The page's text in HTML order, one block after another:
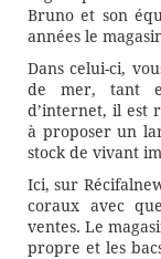
Bruno et son
années le
Dans celui-ci,
de mer, tant
d’internet, il est
à proposer un
stock de vivant
Ici, sur
coraux avec
ventes. Le
propre et les